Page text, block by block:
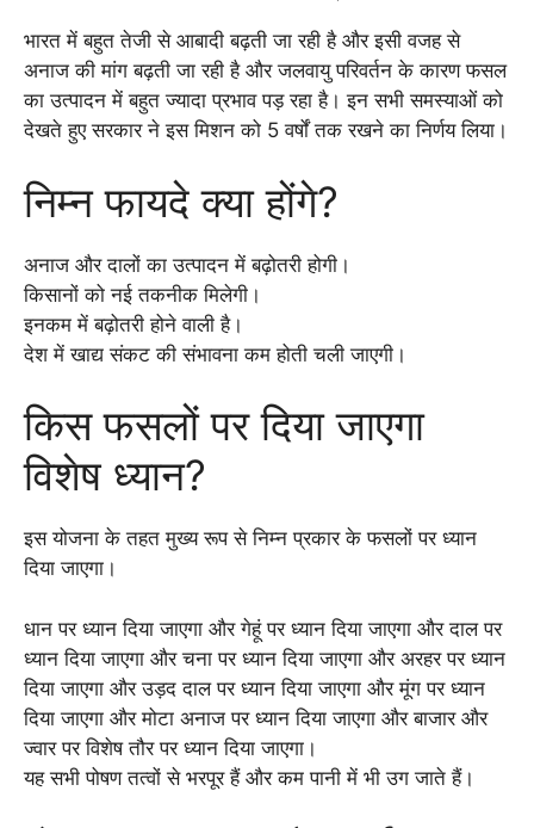
भारत में बहुत तेजी से आबादी बढ़ती जा रही है और इसी वजह से
अनाज की मांग बढ़ती जा रही है और जलवायु परिवर्तन के कारण फसल
का उत्पादन में बहुत ज्यादा प्रभाव पड़ रहा है। इन सभी समस्याओं को
देखते हुए सरकार ने इस मिशन को 5 वर्षों तक रखने का निर्णय लिया।
निम्न फायदे क्या होंगे?
अनाज और दालों का उत्पादन में बढ़ोतरी होगी।
किसानों को नई तकनीक मिलेगी।
इनकम में बढ़ोतरी होने वाली है।
देश में खाद्य संकट की संभावना कम होती चली जाएगी।
किस फसलों पर दिया जाएगा
विशेष ध्यान?
इस योजना के तहत मुख्य रूप से निम्न प्रकार के फसलों पर ध्यान
दिया जाएगा।
धान पर ध्यान दिया जाएगा और गेहूं पर ध्यान दिया जाएगा और दाल पर
ध्यान दिया जाएगा और चना पर ध्यान दिया जाएगा और अरहर पर ध्यान
दिया जाएगा और उड़द दाल पर ध्यान दिया जाएगा और मूंग पर ध्यान
दिया जाएगा और मोटा अनाज पर ध्यान दिया जाएगा और बाजार और
ज्वार पर विशेष तौर पर ध्यान दिया जाएगा।
यह सभी पोषण तत्वों से भरपूर हैं और कम पानी में भी उग जाते हैं।